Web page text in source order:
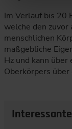
Im Verlauf bis 20
welche den zuvor
menschlichen
maßgebliche
Hz und kann
Oberkörpers